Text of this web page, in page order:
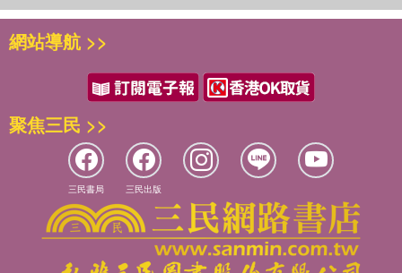
網站導航 >>
聚焦三民 >>
三民書局 三民出版